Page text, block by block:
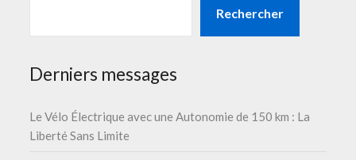
Rechercher
Derniers messages
Le Vélo Électrique avec une Autonomie de 150 km : La
Liberté Sans Limite